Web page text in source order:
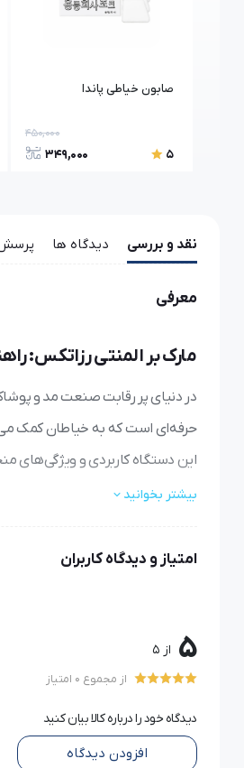
صابون خیاطی پاندا
5
450,000
349,000
نقد و بررسی دیدگاه ها
معرفی
مارک بر المنتی رزاتکس:
در دنیای پر رقابت صنعت مد و
حرفه‌ای است که به خیاطان کمک
این دستگاه کاربردی و ویژگی‌های
مارک بر حرارتییک ابزار پیشرفته
عدم آسیب به بافت پارچه
ماندگاری بیشتر علامت‌ها
مارک بر المنتی رزاتکس با
بیشتر بخوانید
امتیاز و دیدگاه کاربران
5 از 5
از مجموع 0 امتیاز
دیدگاه خود را درباره کالا بیان کنید
افزودن دیدگاه